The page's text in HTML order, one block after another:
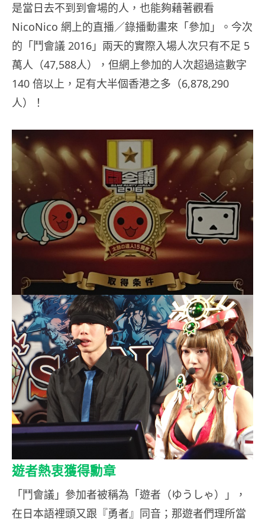
是當日去不到到會場的人，也能夠藉著觀看
NicoNico 網上的直播／錄播動畫來「參加」。今次
的「鬥會議 2016」兩天的實際入場人次只有不足 5
萬人（47,588人），但網上參加的人次超過這數字
140 倍以上，足有大半個香港之多（6,878,290
人）！
遊者熱衷獲得勳章
「鬥會議」參加者被稱為「遊者（ゆうしゃ）」，
在日本語裡頭又跟『勇者』同音；那遊者們理所當